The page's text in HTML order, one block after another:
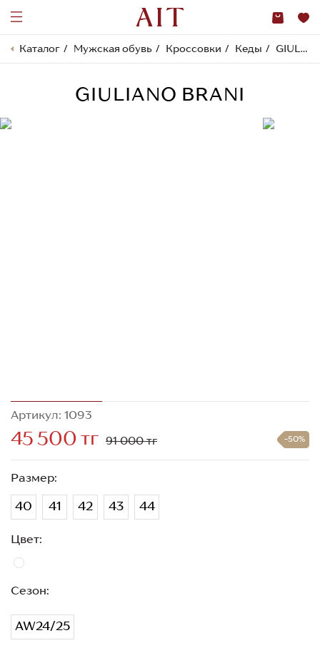
Каталог Мужская обувь Кроссовки Кеды GIULIANO BRANI
GIULIANO BRANI
Артикул: 1093
45 500 тг 91 000 тг -50%
Размер:
40 41 42 43 44
Цвет:
Сезон:
AW24/25